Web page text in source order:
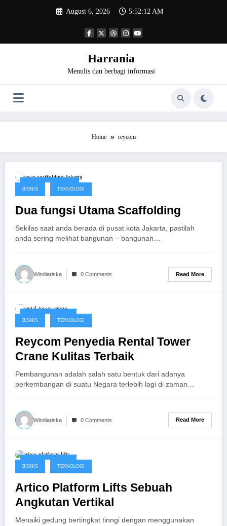
August 6, 2026 5:52:12 AM
Harrania
Menulis dan berbagi informasi
Home reycom
BISNIS TEKNOLOGI
Dua fungsi Utama Scaffolding
Sekilas saat anda berada di pusat kota Jakarta, pastilah
anda sering melihat bangunan – bangunan…
Windiariska 0 Comments Read More
BISNIS TEKNOLOGI
Reycom Penyedia Rental Tower
Crane Kulitas Terbaik
Pembangunan adalah salah satu bentuk dari adanya
perkembangan di suatu Negara terlebih lagi di zaman…
Windiariska 0 Comments Read More
BISNIS TEKNOLOGI
Artico Platform Lifts Sebuah
Angkutan Vertikal
Menaiki gedung bertingkat tinngi dengan menggunakan